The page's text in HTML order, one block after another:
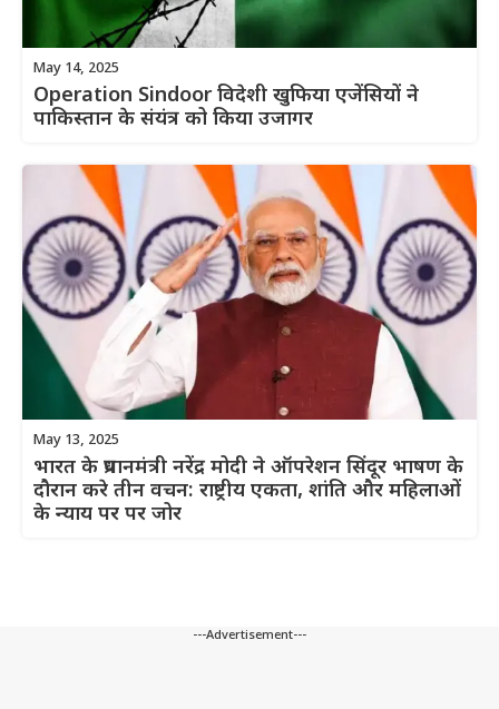
May 14, 2025
Operation Sindoor विदेशी खुफिया एजेंसियों ने
पाकिस्तान के संयंत्र को किया उजागर
May 13, 2025
भारत के प्रधानमंत्री नरेंद्र मोदी ने ऑपरेशन सिंदूर भाषण के
दौरान करे तीन वचन: राष्ट्रीय एकता, शांति और महिलाओं
के न्याय पर पर जोर
---Advertisement---